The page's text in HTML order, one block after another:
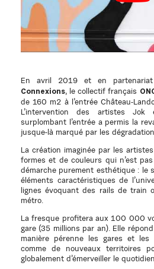
En avril 2019 et en
Connexions, le collectif français
de 160 m2 à l’entrée Château-
L’intervention des artistes
surplombant l’entrée a permis la
jusque-là marqué par les
La création imaginée par les
formes et de couleurs qui n’est
démarche purement esthétique : le
éléments caractéristiques de
lignes évoquant des rails de train
métro.
La fresque profitera aux 100 000
gare (35 millions par an). Elle
manière pérenne les gares et les
comme de nouveaux territoires
globalement d’émerveiller le